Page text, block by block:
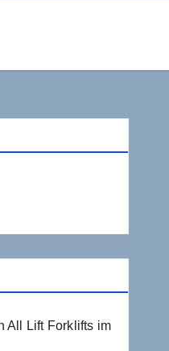
All Lift Forklifts im